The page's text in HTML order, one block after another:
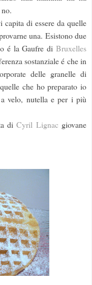
di essere da quelle
una. Esistono due
é la Gaufre di Bruxelles
sostanziale é che in
delle granelle di
che ho preparato io
a velo, nutella e per i più
diCyril Lignac giovane